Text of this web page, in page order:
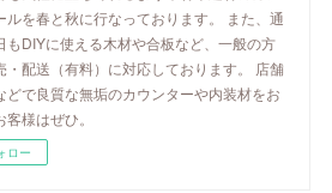
ルを春と秋に行なっております。 また、通
もDIYに使える木材や合板など、一般の方
・配送（有料）に対応しております。 店舗
どで良質な無垢のカウンターや内装材をお
様はぜひ。
ロー